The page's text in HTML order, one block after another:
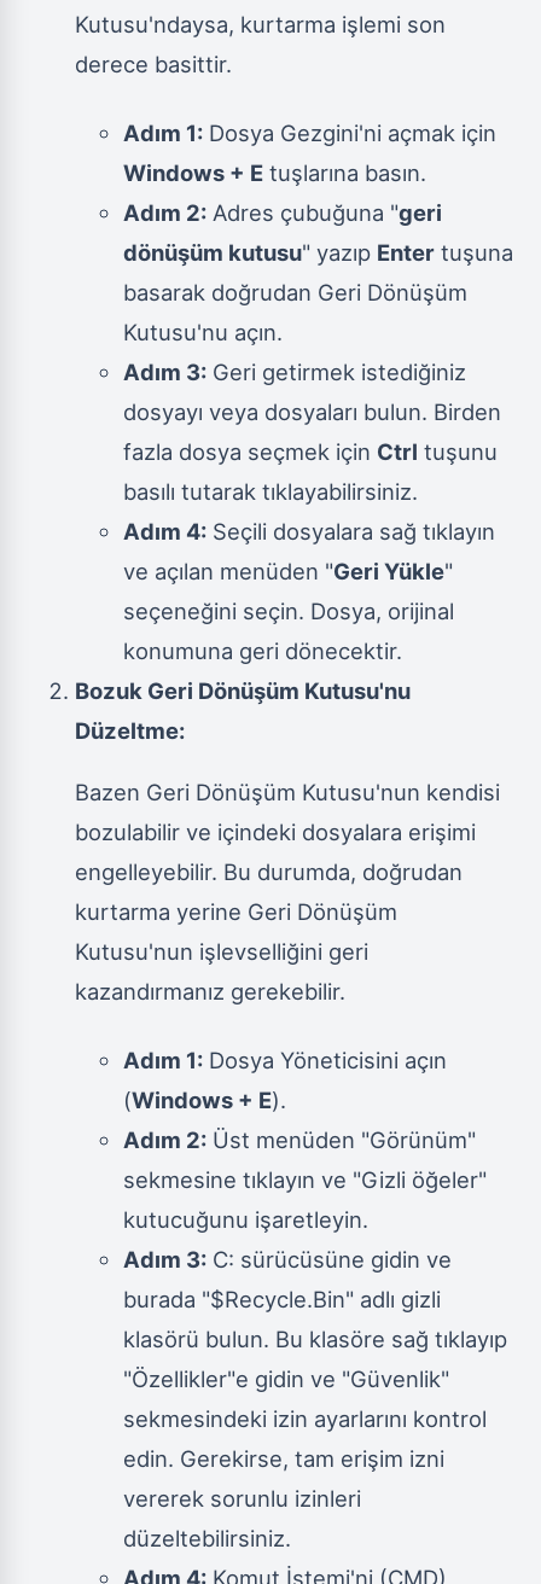
Kutusu'ndaysa, kurtarma işlemi son
derece basittir.
Adım 1: Dosya Gezgini'ni açmak için
Windows + E tuşlarına basın.
Adım 2: Adres çubuğuna "geri
dönüşüm kutusu" yazıp Enter tuşuna
basarak doğrudan Geri Dönüşüm
Kutusu'nu açın.
Adım 3: Geri getirmek istediğiniz
dosyayı veya dosyaları bulun. Birden
fazla dosya seçmek için Ctrl tuşunu
basılı tutarak tıklayabilirsiniz.
Adım 4: Seçili dosyalara sağ tıklayın
ve açılan menüden "Geri Yükle"
seçeneğini seçin. Dosya, orijinal
konumuna geri dönecektir.
Bozuk Geri Dönüşüm Kutusu'nu
Düzeltme:
Bazen Geri Dönüşüm Kutusu'nun kendisi
bozulabilir ve içindeki dosyalara erişimi
engelleyebilir. Bu durumda, doğrudan
kurtarma yerine Geri Dönüşüm
Kutusu'nun işlevselliğini geri
kazandırmanız gerekebilir.
Adım 1: Dosya Yöneticisini açın
(Windows + E).
Adım 2: Üst menüden "Görünüm"
sekmesine tıklayın ve "Gizli öğeler"
kutucuğunu işaretleyin.
Adım 3: C: sürücüsüne gidin ve
burada "$Recycle.Bin" adlı gizli
klasörü bulun. Bu klasöre sağ tıklayıp
"Özellikler"e gidin ve "Güvenlik"
sekmesindeki izin ayarlarını kontrol
edin. Gerekirse, tam erişim izni
vererek sorunlu izinleri
düzeltebilirsiniz.
Adım 4: Komut İstemi'ni (CMD)